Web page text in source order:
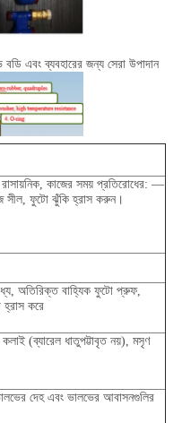
এবং ব্যবহারের জন্য সেরা উপাদান
রাসায়নিক, কাজের সময় প্রতিরোধের: —
ফুটো ঝুঁকি হ্রাস করুন।
অতিরিক্ত বাহ্যিক ফুটো প্রুফ,
হ্রাস করে
কলাই (ব্যারেল ধাতুপট্টাবৃত নয়), মসৃণ
দেহ এবং ভালভের আবাসনগুলির